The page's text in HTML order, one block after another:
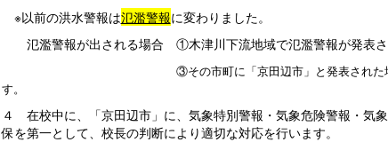
※以前の洪水警報は氾濫警報に変わりました。
氾濫警報が出される場合 ①木津川下流地域で氾濫警報が発表さ
③その市町に「京田辺市」と発表され
す。
４ 在校中に、「京田辺市」に、気象特別警報・気象危険警報・気
保を第一として、校長の判断により適切な対応を行います。